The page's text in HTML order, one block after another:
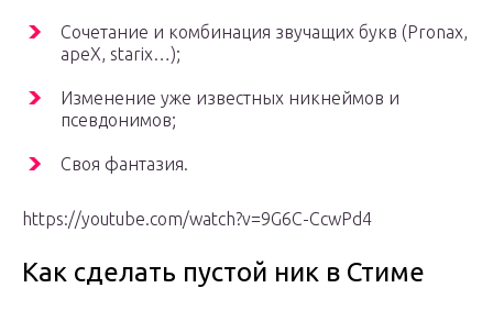
Сочетание и комбинация звучащих букв (Pronax,
apeX, starix…);
Изменение уже известных никнеймов и
псевдонимов;
Своя фантазия.
https://youtube.com/watch?v=9G6C-CcwPd4
Как сделать пустой ник в Стиме